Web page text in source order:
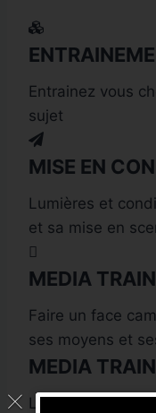
Entrainez vous
sujet
MISE EN
Lumières et
et sa mise en
MEDIA
Faire un face
ses moyens et
MEDIA
Le média